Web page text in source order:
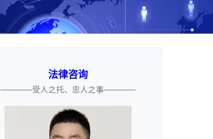
法律咨询
————受人之托、忠人之事————